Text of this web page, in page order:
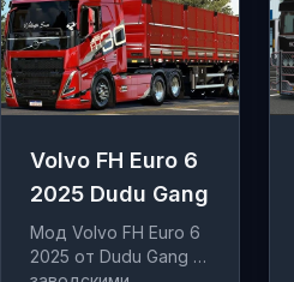
Volvo FH Euro 6
2025 Dudu Gang
Мод Volvo FH Euro 6
2025 от Dudu Gang с